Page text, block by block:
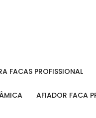
FACAS PROFISSIONAL
AFIADOR FACA